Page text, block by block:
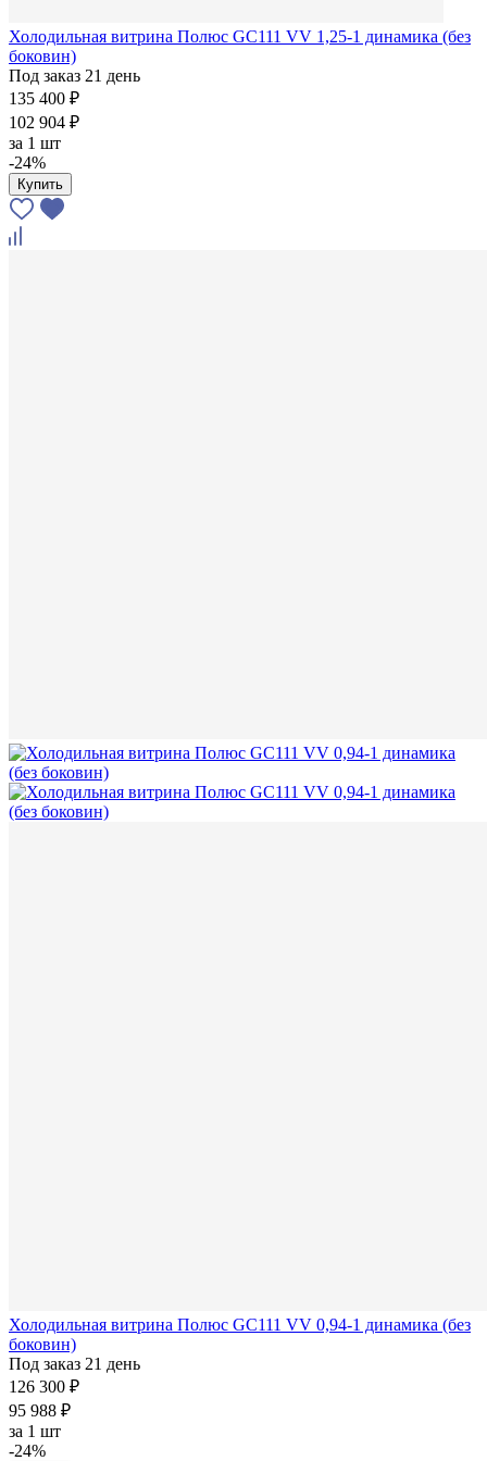
Холодильная витрина Полюс GC111 VV 1,25-1 динамика (без
боковин)
Под заказ 21 день
135 400 ₽
102 904 ₽
за 1 шт
-24%
Купить
Холодильная витрина Полюс GC111 VV 0,94-1 динамика (без
боковин)
Под заказ 21 день
126 300 ₽
95 988 ₽
за 1 шт
-24%